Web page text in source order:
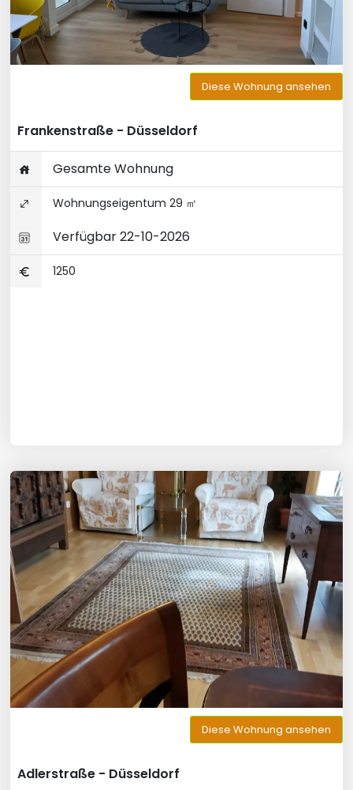
Diese Wohnung ansehen
Frankenstraße - Düsseldorf
Gesamte Wohnung
Wohnungseigentum 29 ㎡
Verfügbar 22-10-2026
1250
Diese Wohnung ansehen
Adlerstraße - Düsseldorf